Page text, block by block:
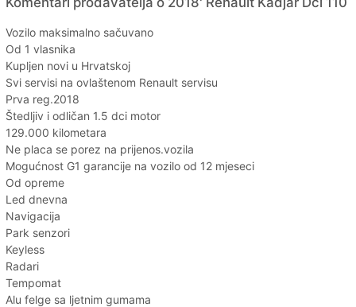
Vozilo maksimalno sačuvano
Od 1 vlasnika
Kupljen novi u Hrvatskoj
Svi servisi na ovlaštenom Renault servisu
Prva reg.2018
Štedljiv i odličan 1.5 dci motor
129.000 kilometara
Ne placa se porez na prijenos.vozila
Mogućnost G1 garancije na vozilo od 12 mjeseci
Od opreme
Led dnevna
Navigacija
Park senzori
Keyless
Radari
Tempomat
Alu felge sa ljetnim gumama